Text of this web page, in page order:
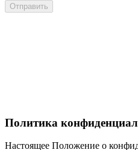
Отправить
Политика
Настоящее Положение о